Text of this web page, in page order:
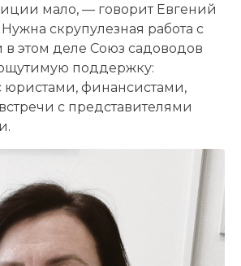
мало, — говорит Евгений
скрупулезная работа с
этом деле Союз садоводов
поддержку:
юристами, финансистами,
с представителями